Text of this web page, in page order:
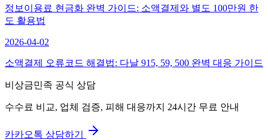
정보이용료 현금화 완벽 가이드: 소액결제와 별도 100만원 한
도 활용법
2026-04-02
소액결제 오류코드 해결법: 다날 915, 59, 500 완벽 대응 가이드
비상금민족 공식 상담
수수료 비교, 업체 검증, 피해 대응까지 24시간 무료 안내
카카오톡 상담하기